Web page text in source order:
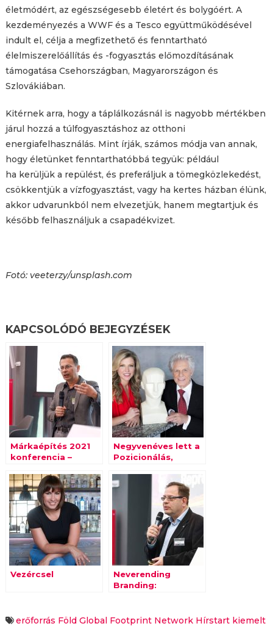
életmódért, az egészségesebb életért és bolygóért. A
kezdeményezés a WWF és a Tesco együttműködésével
indult el, célja a megfizethető és fenntartható
élelmiszerelőállítás és -fogyasztás előmozdításának
támogatása Csehországban, Magyarországon és
Szlovákiában.
Kitérnek arra, hogy a táplálkozásnál is nagyobb mértékben
járul hozzá a túlfogyasztáshoz az otthoni
energiafelhasználás. Mint írják, számos módja van annak,
hogy életünket fenntarthatóbbá tegyük: például
ha kerüljük a repülést, és preferáljuk a tömegközlekedést,
csökkentjük a vízfogyasztást, vagy ha kertes házban élünk,
akkor udvarunkból nem elvezetjük, hanem megtartjuk és
később felhasználjuk a csapadékvizet.
Fotó: veeterzy/unsplash.com
KAPCSOLÓDÓ BEJEGYZÉSEK
Márkaépítés 2021
konferencia –
Tízezer év evolúciós
szempontból kevés
Negyvenéves lett a
Pozicionálás,
legjobb
marketingkönyve
Vezércsel
Neverending
Branding:
Bódis Gábor
erőforrás Föld Global Footprint Network Hírstart kiemelt